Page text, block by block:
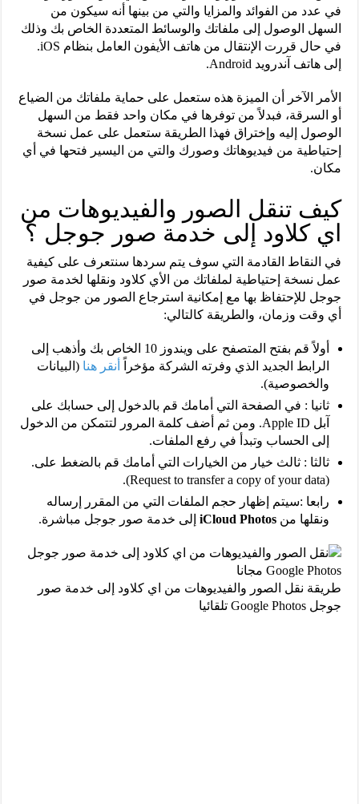
في عدد من الفوائد والمزايا والتي من بينها أنه سيكون من
السهل الوصول إلى ملفاتك والوسائط المتعددة الخاص بك وذلك
في حال قررت الإنتقال من هاتف الأيفون العامل بنظام iOS.
إلى هاتف آندرويد Android.
الأمر الآخر أن الميزة هذه ستعمل على حماية ملفاتك من الضياع
أو السرقة، فبدلاً من توفرها في مكان واحد فقط من السهل
الوصول إليه وإختراق فهذا الطريقة ستعمل على عمل نسخة
إحتياطية من فيديوهاتك وصورك والتي من اليسير فتحها في أي
مكان.
كيف تنقل الصور والفيديوهات من
اي كلاود إلى خدمة صور جوجل ؟
في النقاط القادمة التي سوف يتم سردها سنتعرف على كيفية
عمل نسخة إحتياطية لملفاتك من الأي كلاود ونقلها لخدمة صور
جوجل للإحتفاظ بها مع إمكانية استرجاع الصور من جوجل في
أي وقت وزمان، والطريقة كالتالي:
أولاً قم بفتح المتصفح على ويندوز 10 الخاص بك وأذهب إلى
الرابط الجديد الذي وفرته الشركة مؤخراً
أنقر هنا(البيانات
والخصوصية).
ثانيا : في الصفحة التي أمامك قم بالدخول إلى حسابك على
آبل Apple ID. ومن ثم أضف كلمة المرور لتتمكن من الدخول
إلى الحساب وتبدأ في رفع الملفات.
ثالثا : ثالث خيار من الخيارات التي أمامك قم بالضغط على.
(Request to transfer a copy of your data).
رابعا :سيتم إظهار حجم الملفات التي من المقرر إرساله
ونقلها من iCloud Photosإلى خدمة صور جوجل مباشرة.
طريقة نقل الصور والفيديوهات من اي كلاود إلى خدمة صور
جوجل Google Photos تلقائيا